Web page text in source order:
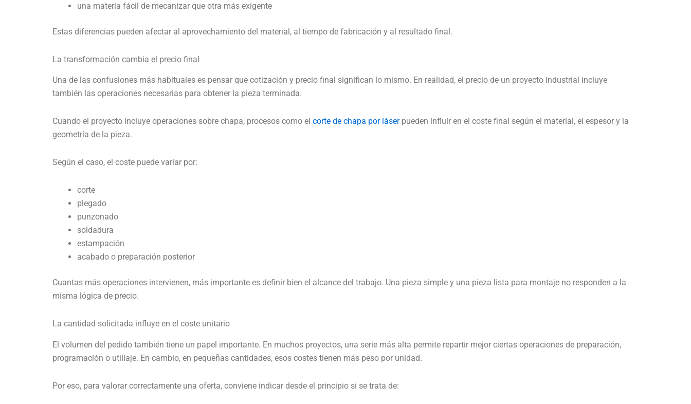
una materia fácil de mecanizar que otra más exigente
Estas diferencias pueden afectar al aprovechamiento del material, al tiempo de fabricación y al resultado final.
La transformación cambia el precio final
Una de las confusiones más habituales es pensar que cotización y precio final significan lo mismo. En realidad, el precio de un proyecto industrial incluye
también las operaciones necesarias para obtener la pieza terminada.
Cuando el proyecto incluye operaciones sobre chapa, procesos como el corte de chapa por láserpueden influir en el coste final según el material, el espesor y la
geometría de la pieza.
Según el caso, el coste puede variar por:
corte
plegado
punzonado
soldadura
estampación
acabado o preparación posterior
Cuantas más operaciones intervienen, más importante es definir bien el alcance del trabajo. Una pieza simple y una pieza lista para montaje no responden a la
misma lógica de precio.
La cantidad solicitada influye en el coste unitario
El volumen del pedido también tiene un papel importante. En muchos proyectos, una serie más alta permite repartir mejor ciertas operaciones de preparación,
programación o utillaje. En cambio, en pequeñas cantidades, esos costes tienen más peso por unidad.
Por eso, para valorar correctamente una oferta, conviene indicar desde el principio si se trata de: